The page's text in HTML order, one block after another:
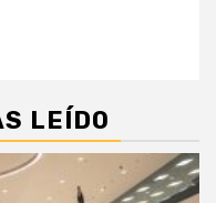
LEÍDO